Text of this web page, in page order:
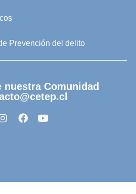
Prevención del delito
nuestra Comunidad